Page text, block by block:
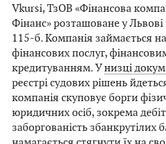
Vkursi, ТзОВ «Фінансова
Фінанс» розташоване у Львові
115-б. Компанія займається
фінансових послуг,
кредитуванням. Унизці
реєстрі судових рішень
компанія скуповує борги
юридичних осіб, зокрема
заборгованість збанкрутілих